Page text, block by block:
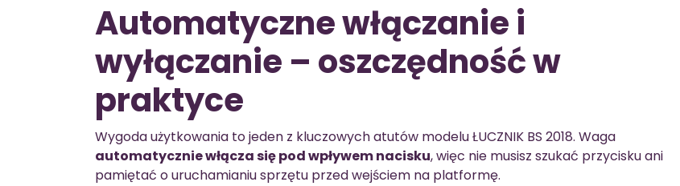
Automatyczne włączanie i
wyłączanie – oszczędność w
praktyce
Wygoda użytkowania to jeden z kluczowych atutów modelu ŁUCZNIK BS 2018. Waga
automatycznie włącza się pod wpływem nacisku, więc nie musisz szukać przycisku ani
pamiętać o uruchamianiu sprzętu przed wejściem na platformę.